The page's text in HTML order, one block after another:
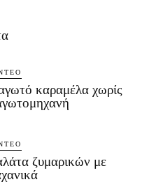
καραμέλα χωρίς
ζυμαρικών με